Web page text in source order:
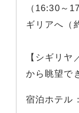
（16:30～
ギリアへ（
【シギリ
から眺望で
宿泊ホテル